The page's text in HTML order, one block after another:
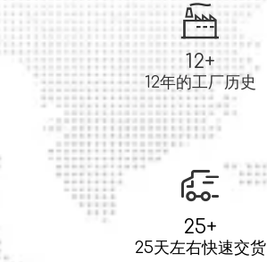
12+
12年的工厂历史
25+
25天左右快速交货